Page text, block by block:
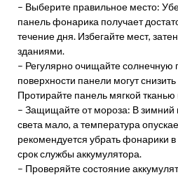
– Выберите правильное место:
панель фонарика получает
течение дня. Избегайте мест,
зданиями.
– Регулярно очищайте солнечную
поверхности панели могут
Протирайте панель мягкой тканью
– Защищайте от мороза: В зимний
света мало, а температура
рекомендуется убрать фонарики
срок службы аккумулятора.
– Проверяйте состояние